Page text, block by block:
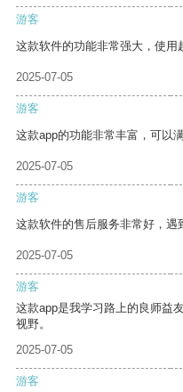
游客
这款软件的功能非常强大，使用
2025-07-05
游客
这款app的功能非常丰富，可以
2025-07-05
游客
这款软件的售后服务非常好，遇
2025-07-05
游客
这款app是我学习路上的良师益
视野。
2025-07-05
游客